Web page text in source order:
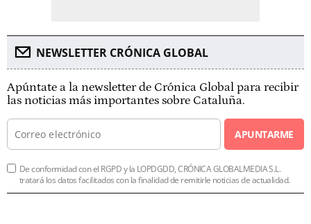
NEWSLETTER CRÓNICA GLOBAL
Apúntate a la newsletter de Crónica Global para recibir
las noticias más importantes sobre Cataluña.
APUNTARME
De conformidad con el RGPD y la LOPDGDD, CRÓNICA GLOBALMEDIA S.L.
tratará los datos facilitados con la finalidad de remitirle noticias de actualidad.